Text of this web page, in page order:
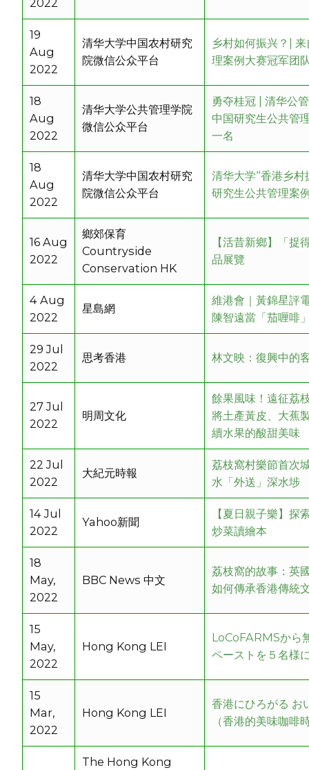
2022
19
Aug
2022
清华大学中国农村研究
院微信公众平台
乡村如何振兴？|
理案例大赛冠军团
18
Aug
2022
清华大学公共管理学院
微信公众平台
勇夺桂冠 | 清华公
中国研究生公共管
一名
18
Aug
2022
清华大学中国农村研究
院微信公众平台
清华大学“香港乡
研究生公共管理案
16 Aug
2022
鄉郊保育
Countryside
Conservation HK
【活昔新鄉】「捉
品展覽
4 Aug
2022
星島網
維港會｜黃錦星評
陳智遠當「茄喱啡
29 Jul
2022
思考香港 林文映：復興中的
27 Jul
2022
明周文化
餘果風味！遠征荔
將土產黃皮、大
續水果的酸甜美味
22 Jul
2022
大紀元時報
荔枝窩村樂節首次
水「外送」深水埗
14 Jul
2022
Yahoo新聞
【夏日親子樂】探
炒菜讀繪本
18
May,
2022
BBC News 中文
荔枝窩的故事：英
如何傳承香港傳統
15
May,
2022
Hong Kong LEI
LoCoFARMSから
ペーストを５名様
15
Mar,
2022
Hong Kong LEI
香港にひろがる お
（香港的美味咖啡
The Hong Kong